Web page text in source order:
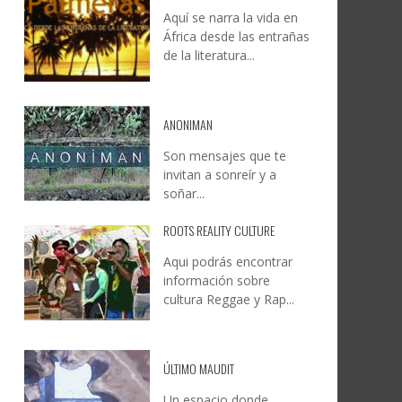
DOCANARIAS CONVOCA A
INSTITUCIONES A REFLEXIONAR
SOBRE LA INTERNACIONALIZACIÓN
CREATIVA CANARIA, 6 AGOSTO, 2026
JESÚS RODRÍGUEZ FALCÓN:
NATURALEZA, CAMINO Y
FOTOGRAFÍA
Aquí se narra la vida en
África desde las entrañas
de la literatura...
ANONIMAN
Son mensajes que te
invitan a sonreír y a
soñar...
ROOTS REALITY CULTURE
Aqui podrás encontrar
información sobre
cultura Reggae y Rap...
ÚLTIMO MAUDIT